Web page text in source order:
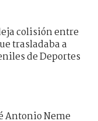
colisión entre
trasladaba a
de Deportes
Antonio Neme